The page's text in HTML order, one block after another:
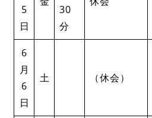
5
日
30
分
6
月
6
日
土 （休会）